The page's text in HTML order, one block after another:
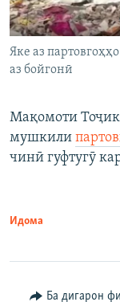
Яке аз
аз бойгонӣ
Мақомоти
мушкили
чинӣ гуфтугӯ
Идома
Ба дигарон